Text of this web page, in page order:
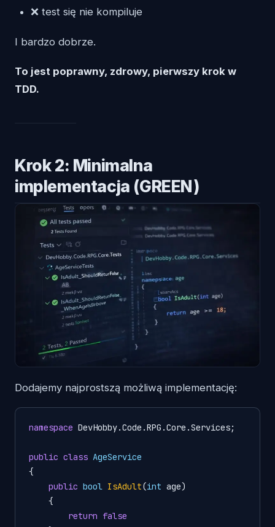
❌ test się nie kompiluje
I bardzo dobrze.
To jest poprawny, zdrowy, pierwszy krok w
TDD.
Krok 2: Minimalna
implementacja (GREEN)
Dodajemy najprostszą możliwą implementację:
namespace DevHobby.Code.RPG.Core.Services;
public class AgeService
{
public bool IsAdult(int age)
{
return false